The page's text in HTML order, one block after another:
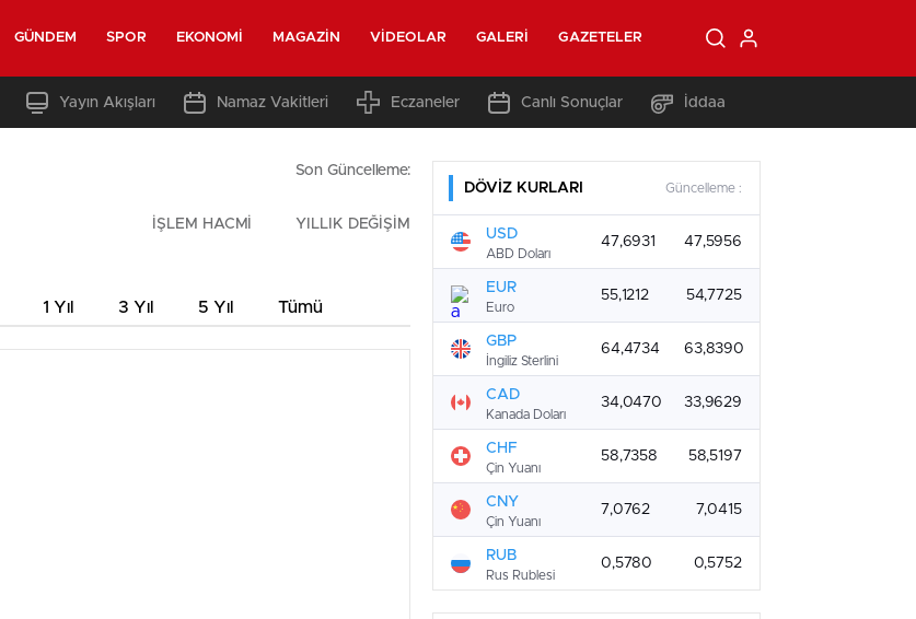
GÜNDEM SPOR EKONOMI MAGAZIN VIDEOLAR GALERI GAZETELER
Yayın Akışları Namaz Vakitleri Eczaneler Canlı Sonuçlar İddaa
Son Güncelleme:
İŞLEM HACMİ YILLIK DEĞİŞİM
1 Yıl 3 Yıl 5 Yıl Tümü
DÖVİZ KURLARI Güncelleme :
USD
ABD Doları
47,6931 47,5956
EUR
Euro
55,1212 54,7725
GBP
İngiliz Sterlini
64,4734 63,8390
CAD
Kanada Doları
34,0470 33,9629
CHF
Çin Yuanı
58,7358 58,5197
CNY
Çin Yuanı
7,0762 7,0415
RUB
Rus Rublesi
0,5780 0,5752